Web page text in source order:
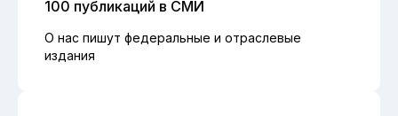
100 публикаций в СМИ
О нас пишут федеральные и отраслевые
издания